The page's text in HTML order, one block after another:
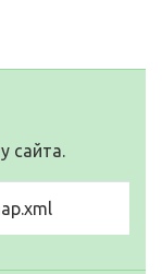
сайта.